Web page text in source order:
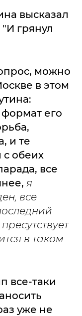
высказал
"И грянул
можно
в этом
его
и те
с обеих
все
я
все
в таком
все-таки
уже не